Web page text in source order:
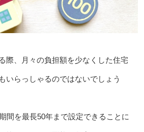
際、月々の負担額を少なくした住宅
いらっしゃるのではないでしょう
間を最長50年まで設定できることに